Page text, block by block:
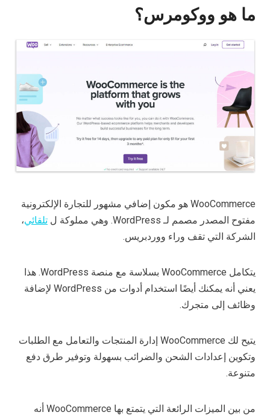
ما هو ووكومرس؟
WooCommerce هو مكون إضافي مشهور للتجارة الإلكترونية
مفتوح المصدر مصمم لـ WordPress. وهي مملوكة ل
تلقائي،
الشركة التي تقف وراء ووردبريس.
يتكامل WooCommerce بسلاسة مع منصة WordPress. هذا
يعني أنه يمكنك أيضًا استخدام أدوات من WordPress لإضافة
وظائف إلى متجرك.
يتيح لك WooCommerce إدارة المنتجات والتعامل مع الطلبات
وتكوين إعدادات الشحن والضرائب بسهولة وتوفير طرق دفع
متنوعة.
من بين الميزات الرائعة التي يتمتع بها WooCommerce أنه